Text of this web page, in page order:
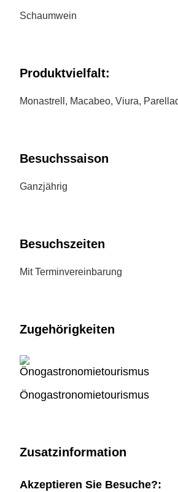
Schaumwein
Produktvielfalt:
Monastrell, Macabeo, Viura,
Besuchssaison
Ganzjährig
Besuchszeiten
Mit Terminvereinbarung
Zugehörigkeiten
Önogastronomietourismus
Zusatzinformation
Akzeptieren Sie Besuche?: